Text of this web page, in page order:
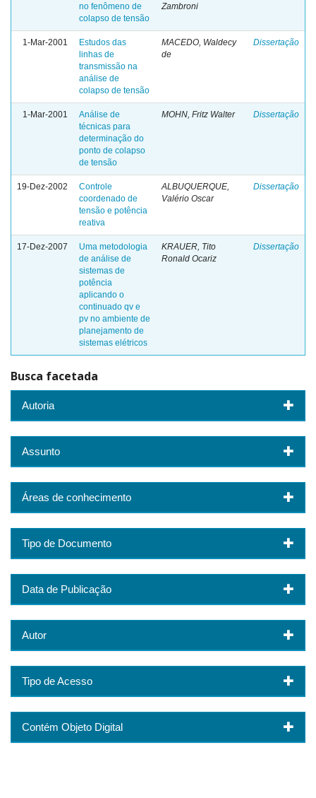
no fenômeno de
colapso de tensão
Zambroni
1-Mar-2001
Estudos das
linhas de
transmissão na
análise de
colapso de tensão
MACEDO, Waldecy
de
Dissertação
1-Mar-2001
Análise de
técnicas para
determinação do
ponto de colapso
de tensão
MOHN, Fritz Walter Dissertação
19-Dez-2002
Controle
coordenado de
tensão e potência
reativa
ALBUQUERQUE,
Valério Oscar
Dissertação
17-Dez-2007
Uma metodologia
de análise de
sistemas de
potência
aplicando o
continuado qv e
pv no ambiente de
planejamento de
sistemas elétricos
KRAUER, Tito
Ronald Ocariz
Dissertação
Busca facetada
Autoria
Assunto
Áreas de conhecimento
Tipo de Documento
Data de Publicação
Autor
Tipo de Acesso
Contém Objeto Digital